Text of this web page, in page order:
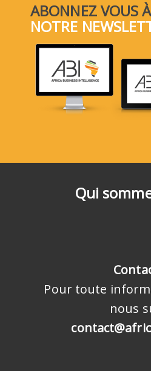
Qui
Pour toute
nous
ABONNEZ VOUS À
NOTRE